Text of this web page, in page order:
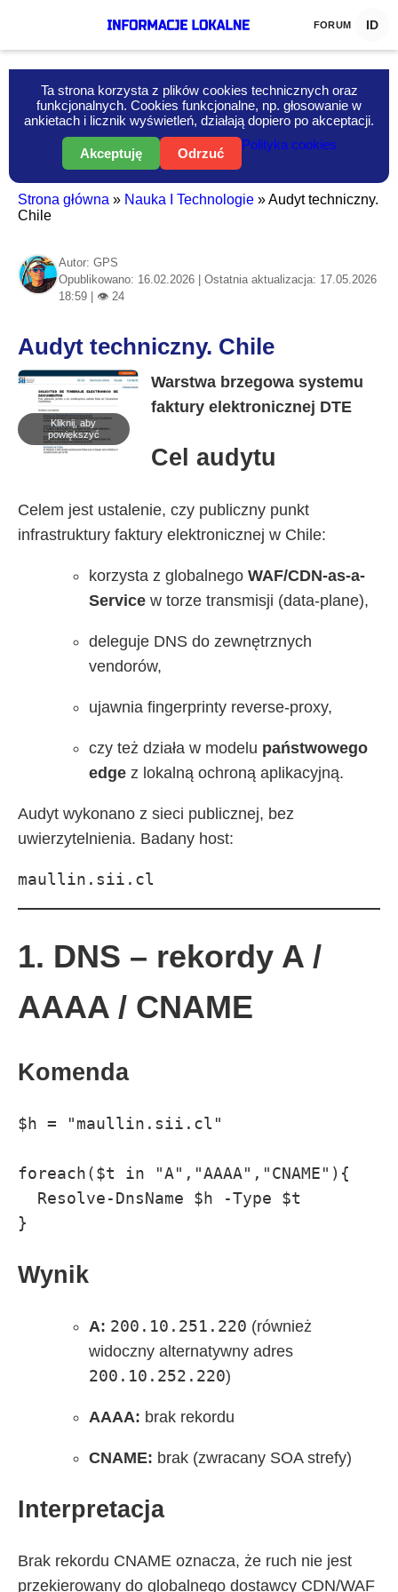
FORUM ID
Ta strona korzysta z plików cookies technicznych oraz
funkcjonalnych. Cookies funkcjonalne, np. głosowanie w
ankietach i licznik wyświetleń, działają dopiero po akceptacji.
Akceptuję Odrzuć
Polityka cookies
Strona główna » Nauka I Technologie »Audyt techniczny.
Chile
Autor: GPS
Opublikowano: 16.02.2026 | Ostatnia aktualizacja: 17.05.2026
18:59 | 👁 24
Audyt techniczny. Chile
Informacje-Lokalne.PL
Kliknij, aby
powiększyć
Warstwa brzegowa systemu
faktury elektronicznej DTE
Cel audytu
Celem jest ustalenie, czy publiczny punkt
infrastruktury faktury elektronicznej w Chile:
korzysta z globalnego WAF/CDN-as-a-
Service w torze transmisji (data-plane),
deleguje DNS do zewnętrznych
vendorów,
ujawnia fingerprinty reverse-proxy,
czy też działa w modelu państwowego
edge z lokalną ochroną aplikacyjną.
Audyt wykonano z sieci publicznej, bez
uwierzytelnienia. Badany host:
maullin.sii.cl
1. DNS – rekordy A /
AAAA / CNAME
Komenda
$h = "maullin.sii.cl"
foreach($t in "A","AAAA","CNAME"){
}
Wynik
A: 200.10.251.220 (również
widoczny alternatywny adres
200.10.252.220)
AAAA: brak rekordu
CNAME: brak (zwracany SOA strefy)
Interpretacja
Brak rekordu CNAME oznacza, że ruch nie jest
przekierowany do globalnego dostawcy CDN/WAF